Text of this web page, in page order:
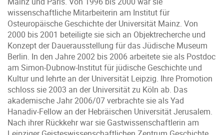
wissenschaftliche Mitarbeiterin am Institut für
Osteuropäische Geschichte der Universität Mainz. Von
2000 bis 2001 beteiligte sie sich an Objektrecherche und
Konzept der Dauerausstellung für das Jüdische Museum
Berlin. In den Jahre 2002 bis 2006 arbeitete sie als Postdoc
am Simon-Dubnow-Institut für jüdische Geschichte und
Kultur und lehrte an der Universität Leipzig. Ihre Promotion
schloss sie 2003 an der Universität zu Köln ab. Das
akademische Jahr 2006/07 verbrachte sie als Yad
Hanadiv-Fellow an der Hebräischen Universität Jerusalem.
Nach ihrer Rückkehr war sie Gastwissenschaftlerin am